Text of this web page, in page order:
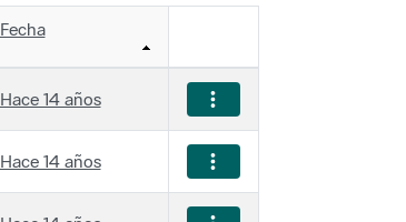
Fecha
Hace 14 años
Hace 14 años